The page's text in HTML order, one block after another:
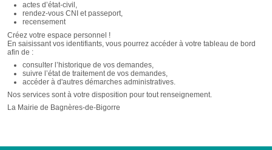
actes d’état-civil,
rendez-vous CNI et passeport,
recensement
Créez votre espace personnel !
En saisissant vos identifiants, vous pourrez accéder à votre tableau de bord
afin de :
consulter l’historique de vos demandes,
suivre l’état de traitement de vos demandes,
accéder à d'autres démarches administratives.
Nos services sont à votre disposition pour tout renseignement.
La Mairie de Bagnères-de-Bigorre